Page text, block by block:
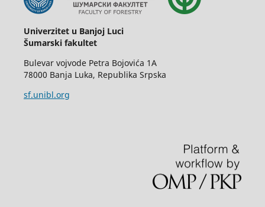
Univerzitet u Banjoj Luci
Šumarski fakultet
Bulevar vojvode Petra Bojovića 1A
78000 Banja Luka, Republika Srpska
sf.unibl.org